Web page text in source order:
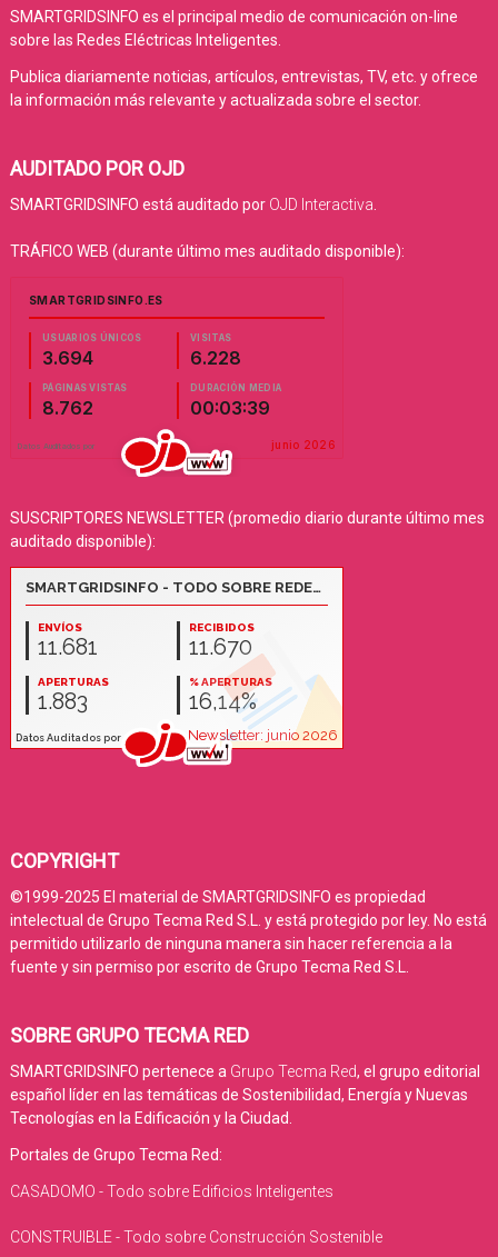
SMARTGRIDSINFO es el principal medio de comunicación on-line
sobre las Redes Eléctricas Inteligentes.
Publica diariamente noticias, artículos, entrevistas, TV, etc. y ofrece
la información más relevante y actualizada sobre el sector.
AUDITADO POR OJD
SMARTGRIDSINFO está auditado por OJD Interactiva
TRÁFICO WEB (durante último mes auditado disponible):
SUSCRIPTORES NEWSLETTER (promedio diario durante último mes
auditado disponible):
COPYRIGHT
©1999-2025 El material de SMARTGRIDSINFO es propiedad
intelectual de Grupo Tecma Red S.L. y está protegido por ley. No está
permitido utilizarlo de ninguna manera sin hacer referencia a la
fuente y sin permiso por escrito de Grupo Tecma Red S.L.
SOBRE GRUPO TECMA RED
SMARTGRIDSINFO pertenece a Grupo Tecma Red, el grupo editorial
español líder en las temáticas de Sostenibilidad, Energía y Nuevas
Tecnologías en la Edificación y la Ciudad.
Portales de Grupo Tecma Red:
CASADOMO - Todo sobre Edificios Inteligentes
CONSTRUIBLE - Todo sobre Construcción Sostenible